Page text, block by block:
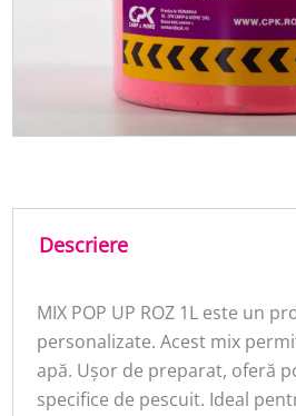
Descriere
MIX POP UP ROZ 1L este un
personalizate. Acest mix
apă. Ușor de preparat, oferă
specifice de pescuit. Ideal